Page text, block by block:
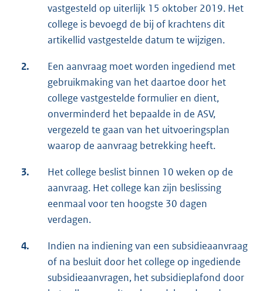
vastgesteld op uiterlijk 15 oktober 2019. Het
college is bevoegd de bij of krachtens dit
artikellid vastgestelde datum te wijzigen.
2.
Een aanvraag moet worden ingediend met
gebruikmaking van het daartoe door het
college vastgestelde formulier en dient,
onverminderd het bepaalde in de ASV,
vergezeld te gaan van het uitvoeringsplan
waarop de aanvraag betrekking heeft.
3.
Het college beslist binnen 10 weken op de
aanvraag. Het college kan zijn beslissing
eenmaal voor ten hoogste 30 dagen
verdagen.
4.
Indien na indiening van een subsidieaanvraag
of na besluit door het college op ingediende
subsidieaanvragen, het subsidieplafond door